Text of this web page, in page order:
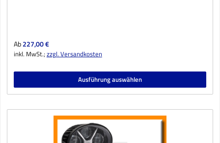
Regulärer Preis:
Ab227,00 €
inkl. MwSt.;zzgl. Versandkosten
Ausführung auswählen